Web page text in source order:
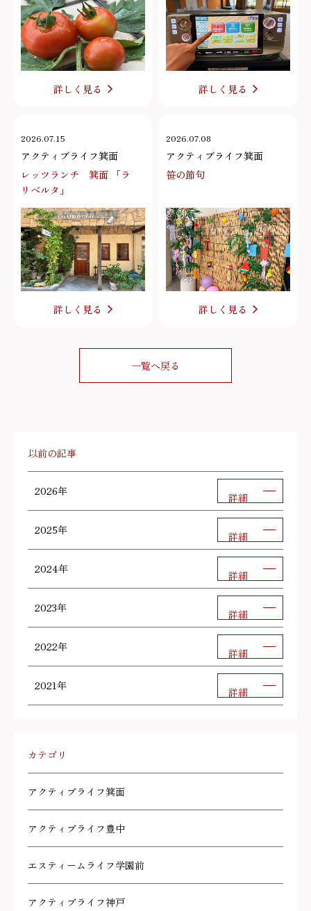
詳しく見る 詳しく見る
2026.07.15
アクティブライフ箕面
レッツランチ 箕面 「ラ
リベルタ」
詳しく見る
2026.07.08
アクティブライフ箕面
笹の節句
詳しく見る
一覧へ戻る
以前の記事
2026年 詳細
2025年 詳細
2024年 詳細
2023年 詳細
2022年 詳細
2021年 詳細
カテゴリ
アクティブライフ箕面
アクティブライフ豊中
エスティームライフ学園前
アクティブライフ神戸